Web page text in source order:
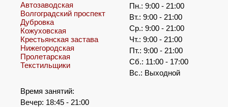
Автозаводская
Волгоградский проспект
Дубровка
Кожуховская
Крестьянская застава
Нижегородская
Пролетарская
Текстильщики
Пн.: 9:00 - 21:00
Вт.: 9:00 - 21:00
Ср.: 9:00 - 21:00
Чт.: 9:00 - 21:00
Пт.: 9:00 - 21:00
Сб.: 11:00 - 17:00
Вс.: Выходной
Время занятий:
Вечер: 18:45 - 21:00